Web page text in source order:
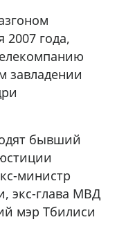
года,
завладении
бывший
министр
экс-глава МВД
мэр Тбилиси